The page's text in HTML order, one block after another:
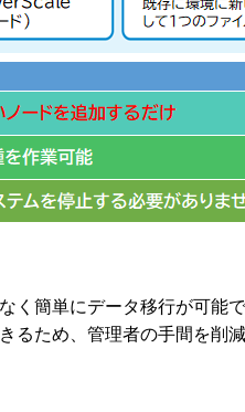
く簡単にデータ移行が可能で
るため、管理者の手間を削減